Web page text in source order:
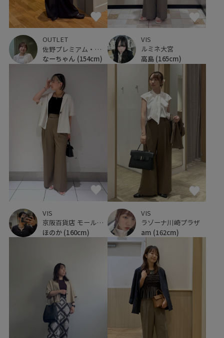
OUTLET
佐野プレミアム・アウトレット
なーちゃん (154cm)
VIS
ルミネ大宮
高島 (165cm)
VIS
京阪百貨店 モール京橋店
ほのか (160cm)
VIS
ラゾーナ川崎プラザ
am (162cm)